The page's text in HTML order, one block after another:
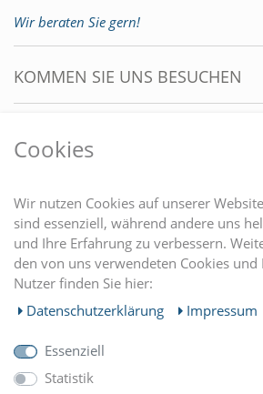
Wir beraten Sie gern!
KOMMEN SIE UNS BESUCHEN
EINKAUFEN
MEIN KONTO
UNTERNEHMEN
Cookies
Wir nutzen Cookies auf unserer
sind essenziell, während andere uns
und Ihre Erfahrung zu verbessern.
den von uns verwendeten Cookies und
Nutzer finden Sie hier:
Daten­schutz­erklärung
Impressum
Essenziell
Statistik